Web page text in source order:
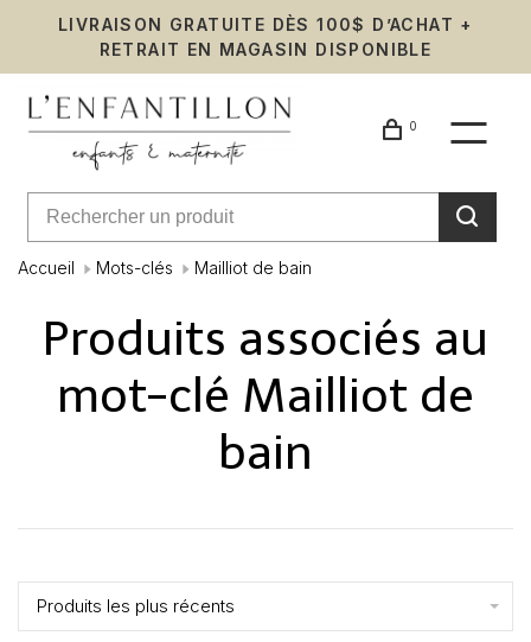
LIVRAISON GRATUITE DÈS 100$ D’ACHAT +
RETRAIT EN MAGASIN DISPONIBLE
0
Accueil Mots-clés Mailliot de bain
Produits associés au
mot-clé Mailliot de
bain
Produits les plus récents